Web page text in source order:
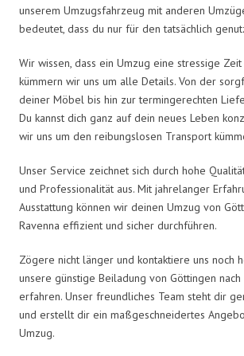
unserem Umzugsfahrzeug mit anderen
bedeutet, dass du nur für den tatsächlich
Wir wissen, dass ein Umzug eine stressige
kümmern wir uns um alle Details. Von der
deiner Möbel bis hin zur termingerechten
Du kannst dich ganz auf dein neues Leben
wir uns um den reibungslosen Transport
Unser Service zeichnet sich durch hohe
und Professionalität aus. Mit jahrelanger
Ausstattung können wir deinen Umzug von
Ravenna effizient und sicher durchführen.
Zögere nicht länger und kontaktiere uns noch
unsere günstige Beiladung von Göttingen nach
erfahren. Unser freundliches Team steht dir
und erstellt dir ein maßgeschneidertes
Umzug.